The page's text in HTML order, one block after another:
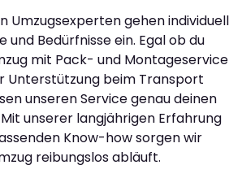
Umzugsexperten gehen individuell
und Bedürfnisse ein. Egal ob du
mit Pack- und Montageservice
Unterstützung beim Transport
unseren Service genau deinen
unserer langjährigen Erfahrung
Know-how sorgen wir
reibungslos abläuft.